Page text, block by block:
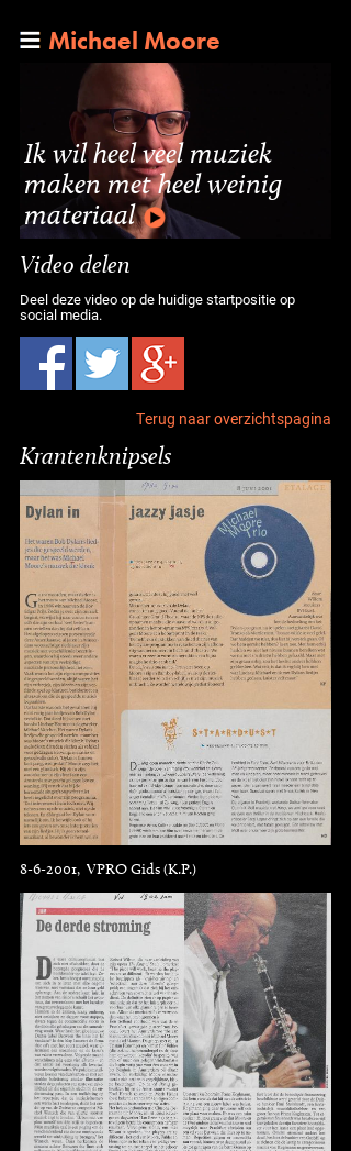
Michael Moore
Ik wil heel veel muziek
maken met heel weinig
materiaal
Video delen
Deel deze video op de huidige startpositie op
social media.
Terug naar overzichtspagina
Krantenknipsels
8-6-2001, VPRO Gids (K.P.)